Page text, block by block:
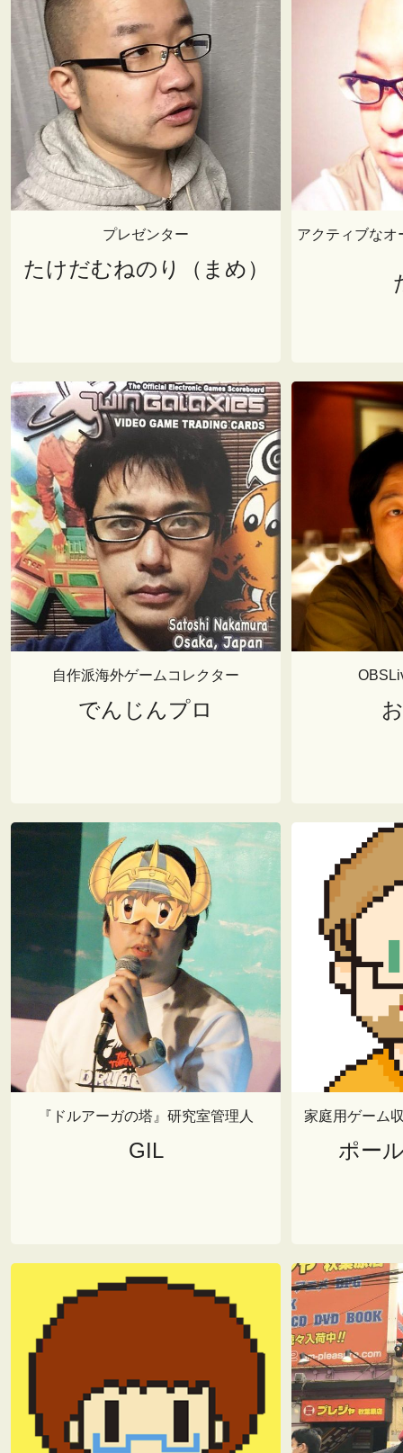
プレゼンター
たけだむねのり（まめ）
アクティブなオ
自作派海外ゲームコレクター
でんじんプロ
『ドルアーガの塔』研究室管理人
GIL
家庭用ゲーム
ポー